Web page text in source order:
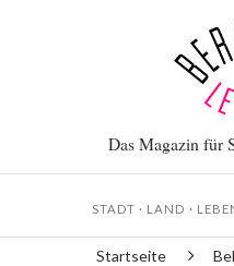
Das Magazin für
STADT · LAND ·
Startseite